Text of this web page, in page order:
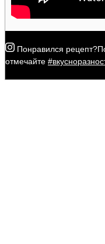
Понравился рецепт?
отмечайте